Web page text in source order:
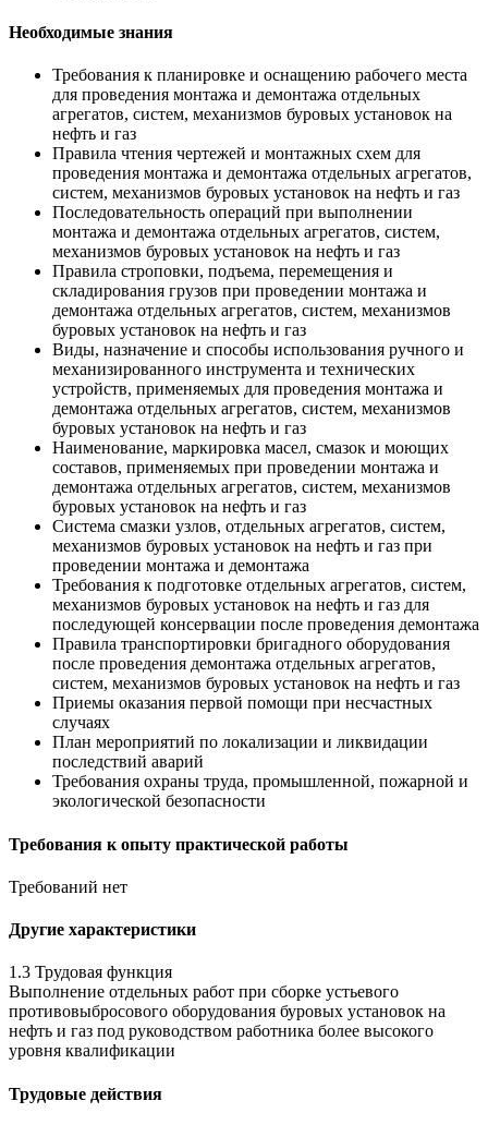
Необходимые знания
Требования к планировке и оснащению рабочего места
для проведения монтажа и демонтажа отдельных
агрегатов, систем, механизмов буровых установок на
нефть и газ
Правила чтения чертежей и монтажных схем для
проведения монтажа и демонтажа отдельных агрегатов,
систем, механизмов буровых установок на нефть и газ
Последовательность операций при выполнении
монтажа и демонтажа отдельных агрегатов, систем,
механизмов буровых установок на нефть и газ
Правила строповки, подъема, перемещения и
складирования грузов при проведении монтажа и
демонтажа отдельных агрегатов, систем, механизмов
буровых установок на нефть и газ
Виды, назначение и способы использования ручного и
механизированного инструмента и технических
устройств, применяемых для проведения монтажа и
демонтажа отдельных агрегатов, систем, механизмов
буровых установок на нефть и газ
Наименование, маркировка масел, смазок и моющих
составов, применяемых при проведении монтажа и
демонтажа отдельных агрегатов, систем, механизмов
буровых установок на нефть и газ
Система смазки узлов, отдельных агрегатов, систем,
механизмов буровых установок на нефть и газ при
проведении монтажа и демонтажа
Требования к подготовке отдельных агрегатов, систем,
механизмов буровых установок на нефть и газ для
последующей консервации после проведения демонтажа
Правила транспортировки бригадного оборудования
после проведения демонтажа отдельных агрегатов,
систем, механизмов буровых установок на нефть и газ
Приемы оказания первой помощи при несчастных
случаях
План мероприятий по локализации и ликвидации
последствий аварий
Требования охраны труда, промышленной, пожарной и
экологической безопасности
Требования к опыту практической работы
Требований нет
Другие характеристики
1.3 Трудовая функция
Выполнение отдельных работ при сборке устьевого
противовыбросового оборудования буровых установок на
нефть и газ под руководством работника более высокого
уровня квалификации
Трудовые действия